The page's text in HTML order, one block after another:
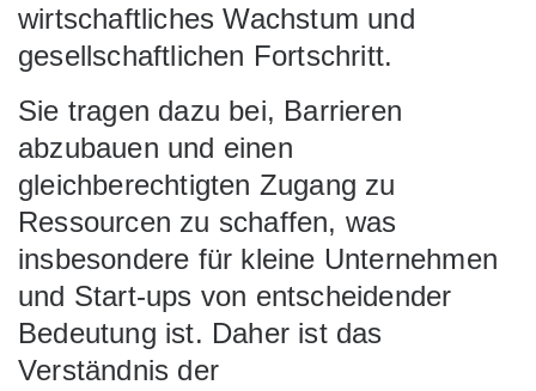
wirtschaftliches Wachstum und
gesellschaftlichen Fortschritt.
Sie tragen dazu bei, Barrieren
abzubauen und einen
gleichberechtigten Zugang zu
Ressourcen zu schaffen, was
insbesondere für kleine Unternehmen
und Start-ups von entscheidender
Bedeutung ist. Daher ist das
Verständnis der